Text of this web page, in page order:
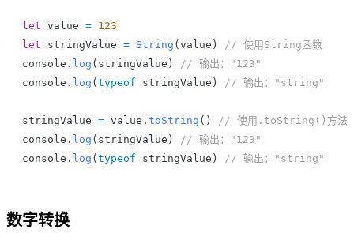
let value = 123
let stringValue = String ( value )
// 使用String函数
console . log ( stringValue )
// 输出："123"
console . log ( typeof stringValue ) // 输出："string"
stringValue = value . toString ()
// 使用.toString()方法
console . log ( stringValue )
// 输出："123"
console . log ( typeof stringValue ) // 输出："string"
数字转换